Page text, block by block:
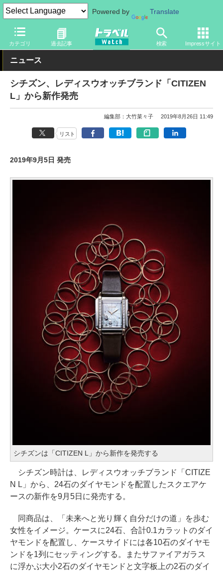
Powered by Translate
カテゴリ 過去記事 検索 Impressサイト
トラベル Watch 旅のアイテム ガジェット その他
ニュース
シチズン、レディスウオッチブランド「CITIZEN
L」から新作発売
編集部：大竹菜々子 2019年8月26日 11:49
リスト
2019年9月5日 発売
シチズンは「CITIZEN L」から新作を発売する
シチズン時計は、レディスウオッチブランド「CITIZE
N L」から、24石のダイヤモンドを配置したスクエアケ
ースの新作を9月5日に発売する。
同商品は、「未来へと光り輝く自分だけの道」を歩む
女性をイメージ。ケースに24石、合計0.1カラットのダイ
ヤモンドを配置し、ケースサイドには各10石のダイヤモ
ンドを1列にセッティングする。またサファイアガラス
に浮かぶ大小2石のダイヤモンドと文字板上の2石のダイ